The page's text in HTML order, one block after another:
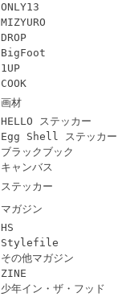
ONLY13
MIZYURO
DROP
BigFoot
1UP
COOK
画材
HELLO ステッカー
Egg Shell ステッカー
ブラックブック
キャンバス
ステッカー
マガジン
HS
Stylefile
その他マガジン
ZINE
少年イン・ザ・フッド